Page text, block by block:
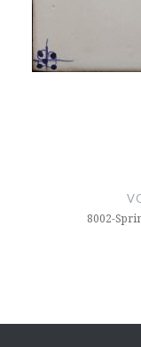
Navigation
8002-